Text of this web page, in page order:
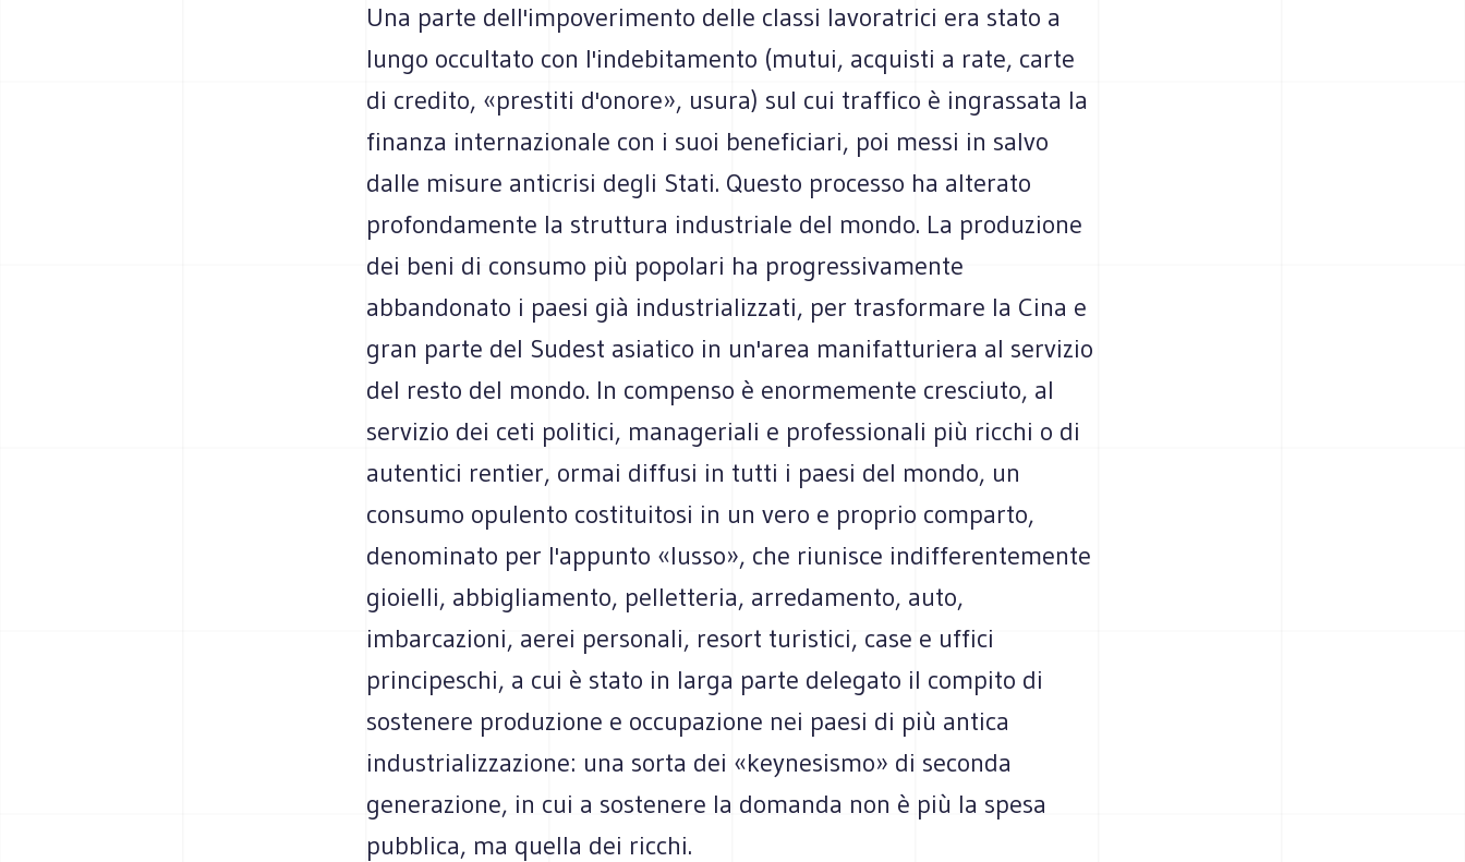
Una parte dell'impoverimento delle classi lavoratrici era stato a
lungo occultato con l'indebitamento (mutui, acquisti a rate, carte
di credito, «prestiti d'onore», usura) sul cui traffico è ingrassata la
finanza internazionale con i suoi beneficiari, poi messi in salvo
dalle misure anticrisi degli Stati. Questo processo ha alterato
profondamente la struttura industriale del mondo. La produzione
dei beni di consumo più popolari ha progressivamente
abbandonato i paesi già industrializzati, per trasformare la Cina e
gran parte del Sudest asiatico in un'area manifatturiera al servizio
del resto del mondo. In compenso è enormemente cresciuto, al
servizio dei ceti politici, manageriali e professionali più ricchi o di
autentici rentier, ormai diffusi in tutti i paesi del mondo, un
consumo opulento costituitosi in un vero e proprio comparto,
denominato per l'appunto «lusso», che riunisce indifferentemente
gioielli, abbigliamento, pelletteria, arredamento, auto,
imbarcazioni, aerei personali, resort turistici, case e uffici
principeschi, a cui è stato in larga parte delegato il compito di
sostenere produzione e occupazione nei paesi di più antica
industrializzazione: una sorta dei «keynesismo» di seconda
generazione, in cui a sostenere la domanda non è più la spesa
pubblica, ma quella dei ricchi.